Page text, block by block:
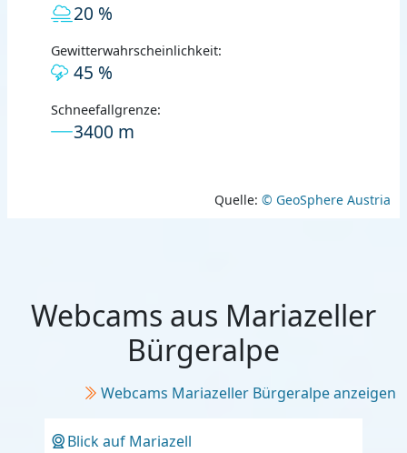
20 %
Gewitterwahrscheinlichkeit:
45 %
Schneefallgrenze:
3400 m
Quelle: © GeoSphere Austria
Webcams aus Mariazeller
Bürgeralpe
Webcams Mariazeller Bürgeralpe anzeigen
Blick auf Mariazell